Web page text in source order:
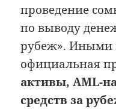
проведение
по выводу
рубеж». Иными
официальная
активы, AML-
средств за